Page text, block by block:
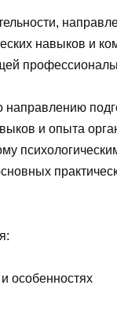
навыков и
и опыта
особенностях